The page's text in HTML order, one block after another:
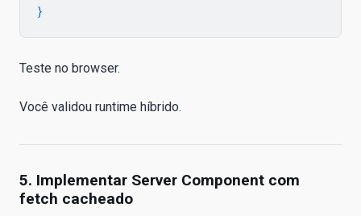
Teste no browser.
Você validou runtime híbrido.
5. Implementar Server Component com
fetch cacheado